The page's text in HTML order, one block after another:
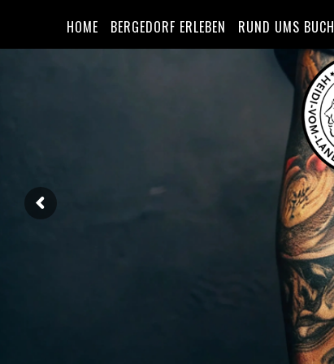
HOME BERGEDORF ERLEBEN RUND UMS BUCH